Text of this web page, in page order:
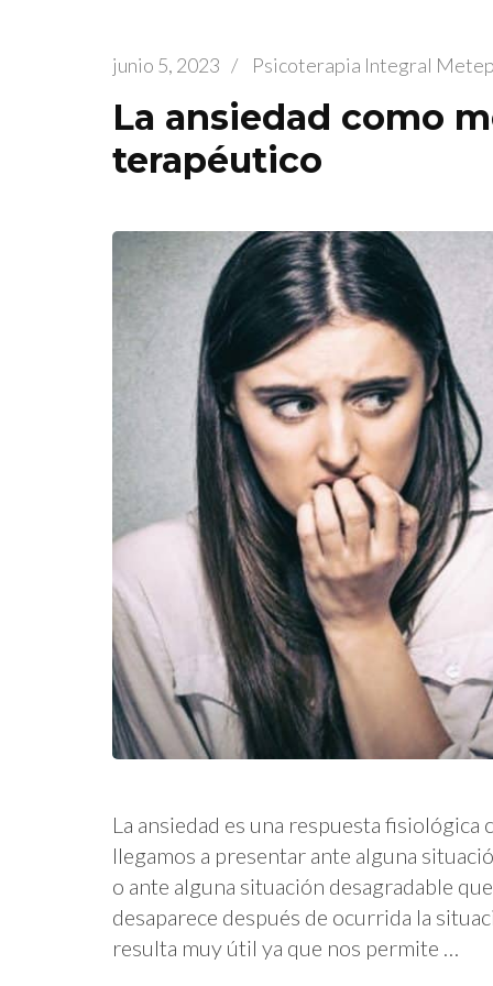
junio 5, 2023 / Psicoterapia Integral
La ansiedad como
terapéutico
La ansiedad es una respuesta
llegamos a presentar ante alguna
o ante alguna situación desagradable
desaparece después de ocurrida la
resulta muy útil ya que nos permite …